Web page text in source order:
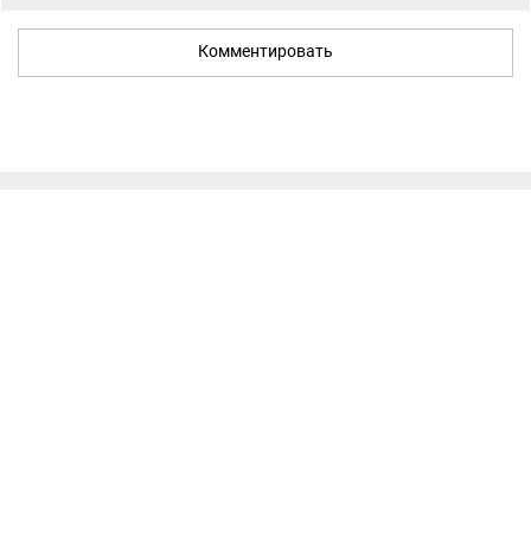
Комментировать